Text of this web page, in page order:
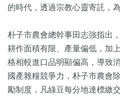
的時代，透過宗教心靈寄託，
朴子市農會總幹事田志強指出
耕作面積有限、產量偏低，加
格相較進口品明顯偏高，導致
國產雜糧競爭力，朴子市農會
勵制度，凡綠豆每分地達標繳